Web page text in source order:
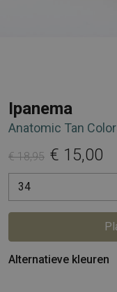
Ipanema
Anatomic Tan
€ 18,95 € 15,00
34
Alternatieve kleuren